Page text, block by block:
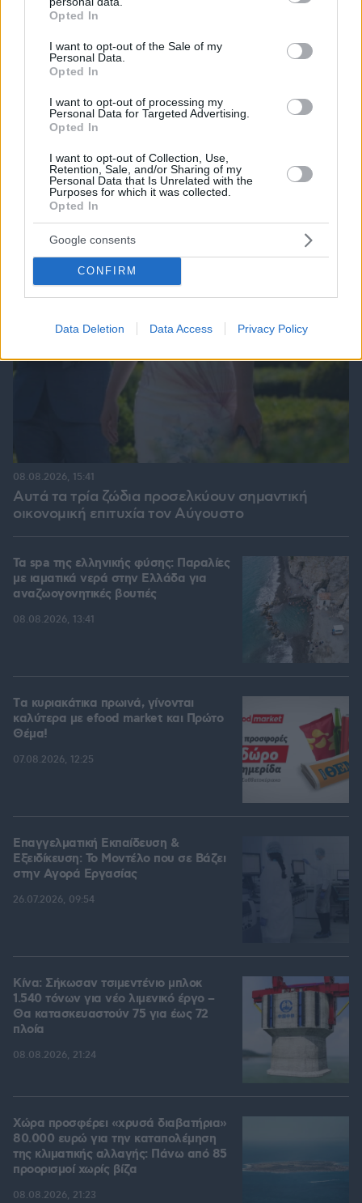
grant or deny consent to Google and its third-party tags to
use your data for below specified purposes in below Google
consent section.
Opted In
I want to opt-out of the Sale of my
Personal Data.
Opted In
I want to opt-out of processing my
Personal Data for Targeted Advertising.
Opted In
I want to opt-out of Collection, Use,
Retention, Sale, and/or Sharing of my
Personal Data that Is Unrelated with the
Purposes for which it was collected.
Opted In
Google consents
CONFIRM
Data Deletion Data Access Privacy Policy
Το νέο... καλοκαιρινό κόλπο που κάνουν οι
09.08.2026, 07:29
Αυτά τα τρία ζώδια προσελκύουν σημαντική
οικονομική επιτυχία τον Αύγουστο
08.08.2026, 15:41
Τα spa της ελληνικής φύσης: Παραλίες
με ιαματικά νερά στην Ελλάδα για
αναζωογονητικές βουτιές
08.08.2026, 13:41
Tα κυριακάτικα πρωινά, γίνονται
καλύτερα με efood market και Πρώτο
Θέμα!
07.08.2026, 12:25
Επαγγελματική Εκπαίδευση &
Εξειδίκευση: Το Mοντέλο που σε Bάζει
στην Aγορά Eργασίας
26.07.2026, 09:54
Κίνα: Σήκωσαν τσιμεντένιο μπλοκ
1.540 τόνων για νέο λιμενικό έργο –
Θα κατασκευαστούν 75 για έως 72
πλοία
08.08.2026, 21:24
Χώρα προσφέρει «χρυσά διαβατήρια»
80.000 ευρώ για την καταπολέμηση
της κλιματικής αλλαγής: Πάνω από 85
προορισμοί χωρίς βίζα
08.08.2026, 21:23